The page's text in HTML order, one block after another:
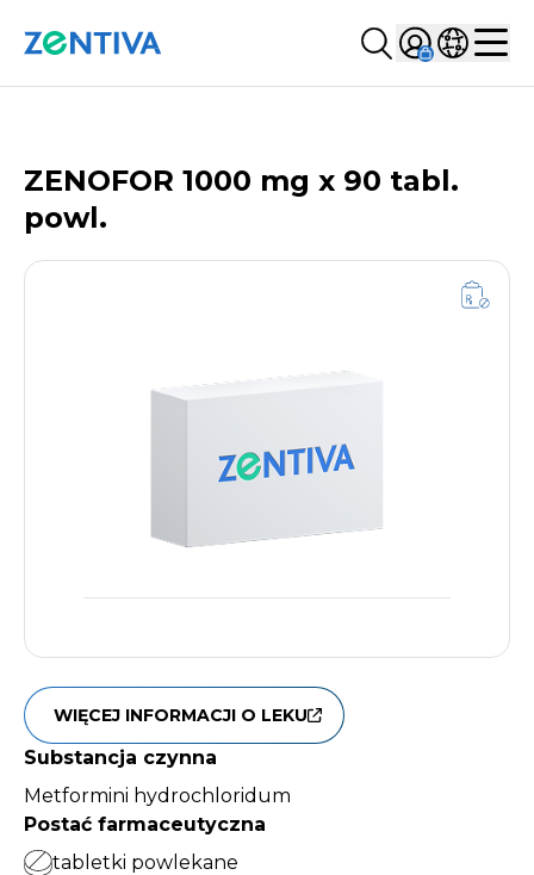
Szukaj...
Sign inWybierz
ZENOFOR 1000 mg x 90 tabl.
powl.
WIĘCEJ INFORMACJI O LEKU
Substancja czynna
Metformini hydrochloridum
Postać farmaceutyczna
tabletki powlekane